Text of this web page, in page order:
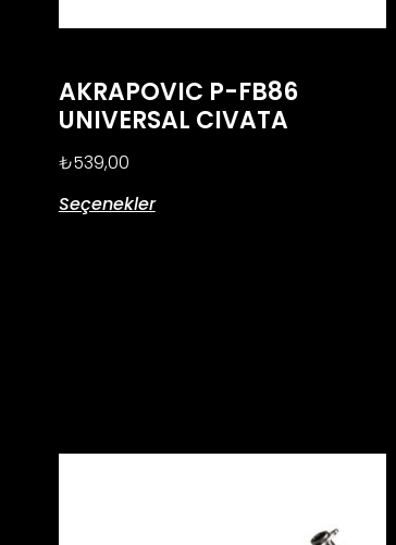
AKRAPOVIC P-FB86
UNIVERSAL CIVATA
₺539,00
Seçenekler